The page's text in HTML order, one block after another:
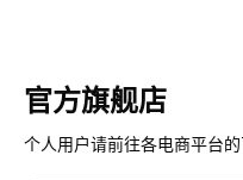
官方旗舰店
个人用户请前往各电商平台